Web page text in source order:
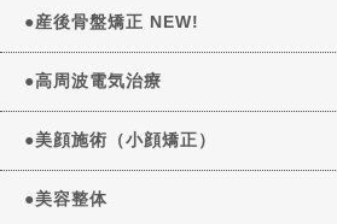
●産後骨盤矯正 NEW!
●高周波電気治療
●美顔施術（小顔矯正）
●美容整体